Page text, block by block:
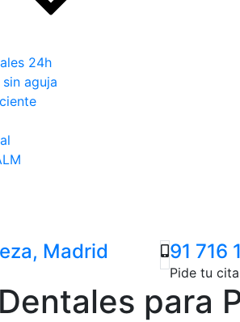
24h
aguja
Madrid 91 716
Pide tu
para